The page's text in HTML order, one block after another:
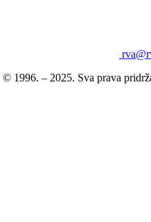
© 1996. – 2025. Sva prava